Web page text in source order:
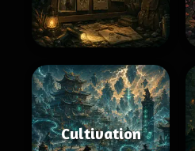
Cultivation